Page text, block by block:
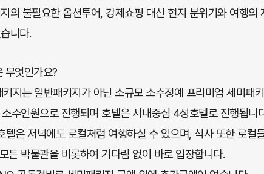
의 불필요한 옵션투어, 강제쇼핑 대신 현지 분위기와 여행
니다.
무엇인가요?
지는 일반패키지가 아닌 소규모 소수정예 프리미엄 세미패
수인원으로 진행되며 호텔은 시내중심 4성호텔로 진행됩니
텔은 저녁에도 로컬처럼 여행하실 수 있으며, 식사 또한 로컬
든 박물관을 비롯하여 기다림 없이 바로 입장합니다.